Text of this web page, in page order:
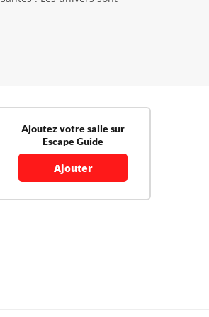
Ajoutez votre salle sur
Escape Guide
Ajouter